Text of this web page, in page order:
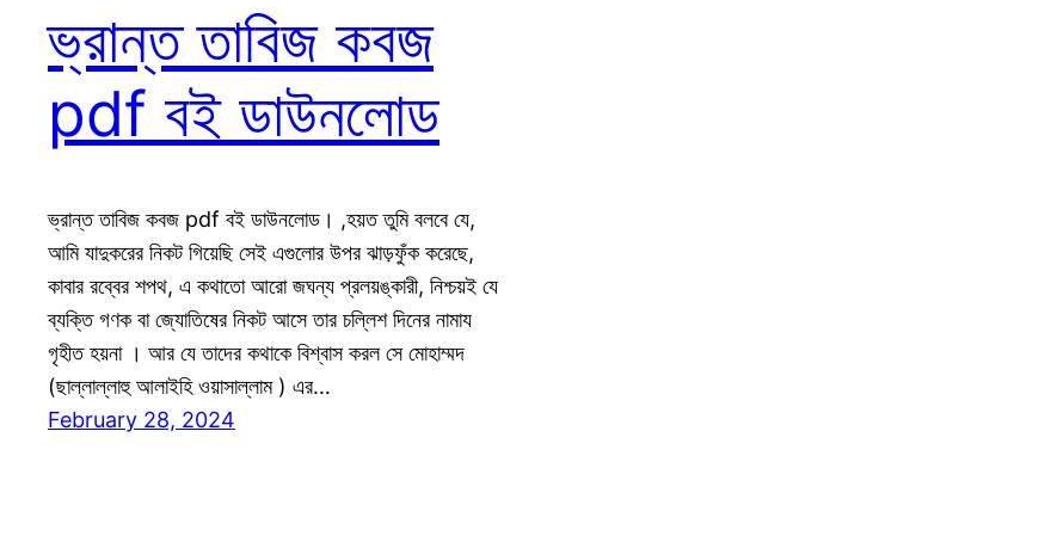
ভ্রান্ত তাবিজ কবজ
pdf বই ডাউনলোড
ভ্রান্ত তাবিজ কবজ pdf বই ডাউনলোড। ,হয়ত তুমি বলবে যে,
আমি যাদুকরের নিকট গিয়েছি সেই এগুলোর উপর ঝাড়ফুঁক করেছে,
কাবার রব্বের শপথ, এ কথাতো আরো জঘন্য প্রলয়ঙ্কারী, নিশ্চয়ই যে
ব্যক্তি গণক বা জ্যোতিষের নিকট আসে তার চল্লিশ দিনের নামায
গৃহীত হয়না । আর যে তাদের কথাকে বিশ্বাস করল সে মোহাম্মদ
(ছাল্লাল্লাহু আলাইহি ওয়াসাল্লাম ) এর…
February 28, 2024